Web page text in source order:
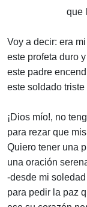
que
Voy a decir: era
este profeta duro
este padre
este soldado triste
¡Dios mío!, no
para rezar que
Quiero tener una
una oración
-desde mi
para pedir la paz